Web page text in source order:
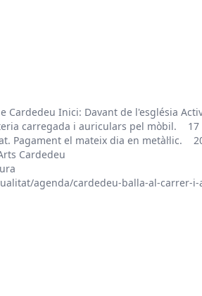
Cardedeu Inici: Davant de l'església
carregada i auriculars pel mòbil. 17
Pagament el mateix dia en metàl·lic.
Cardedeu
agenda/cardedeu-balla-al-carrer-